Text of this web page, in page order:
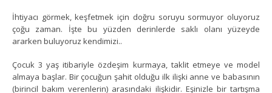
İhtiyacı görmek, keşfetmek için doğru soruyu sormuyor oluyoruz
çoğu zaman. İşte bu yüzden derinlerde saklı olanı yüzeyde
ararken buluyoruz kendimizi..
Çocuk 3 yaş itibariyle özdeşim kurmaya, taklit etmeye ve model
almaya başlar. Bir çocuğun şahit olduğu ilk ilişki anne ve babasının
(birincil bakım verenlerin) arasındaki ilişkidir. Eşinizle bir tartışma